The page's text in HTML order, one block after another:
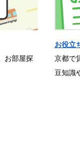
お部屋探
お役立
京都で
豆知識